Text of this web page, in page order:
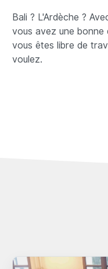
Bali ? L'Ardèche ?
vous avez une
vous êtes libre de
voulez.